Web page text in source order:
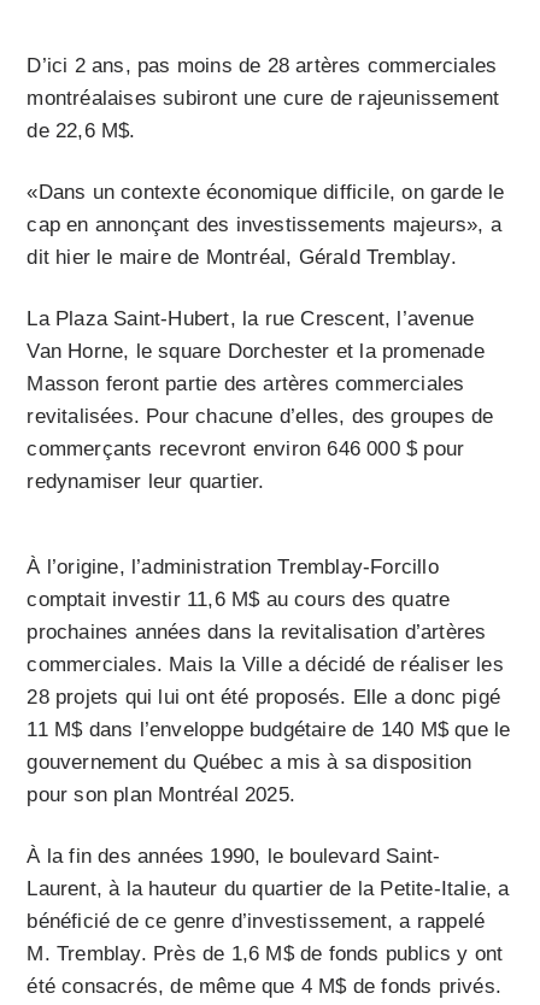
D’ici 2 ans, pas moins de 28 artères commerciales
montréalaises subiront une cure de rajeunissement
de 22,6 M$.
«Dans un contexte économique difficile, on garde le
cap en annonçant des investissements majeurs», a
dit hier le maire de Montréal, Gérald Tremblay.
La Plaza Saint-Hubert, la rue Crescent, l’avenue
Van Horne, le square Dorchester et la promenade
Masson feront partie des artères commerciales
revitalisées. Pour chacune d’elles, des groupes de
commerçants recevront environ 646 000 $ pour
redynamiser leur quartier.
À l’origine, l’administration Tremblay-Forcillo
comptait investir 11,6 M$ au cours des quatre
prochaines années dans la revitalisation d’artères
commerciales. Mais la Ville a décidé de réaliser les
28 projets qui lui ont été proposés. Elle a donc pigé
11 M$ dans l’enveloppe budgétaire de 140 M$ que le
gouvernement du Québec a mis à sa disposition
pour son plan Montréal 2025.
À la fin des années 1990, le boulevard Saint-
Laurent, à la hauteur du quartier de la Petite-Italie, a
bénéficié de ce genre d’investissement, a rappelé
M. Tremblay. Près de 1,6 M$ de fonds publics y ont
été consacrés, de même que 4 M$ de fonds privés.